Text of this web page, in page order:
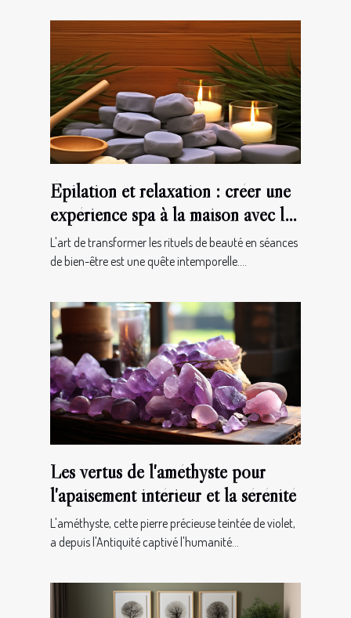
Épilation et relaxation : créer une
expérience spa à la maison avec la
gomme dépilatoire
L'art de transformer les rituels de beauté en séances
de bien-être est une quête intemporelle....
Les vertus de l'améthyste pour
l'apaisement intérieur et la sérénité
L'améthyste, cette pierre précieuse teintée de violet,
a depuis l'Antiquité captivé l'humanité...